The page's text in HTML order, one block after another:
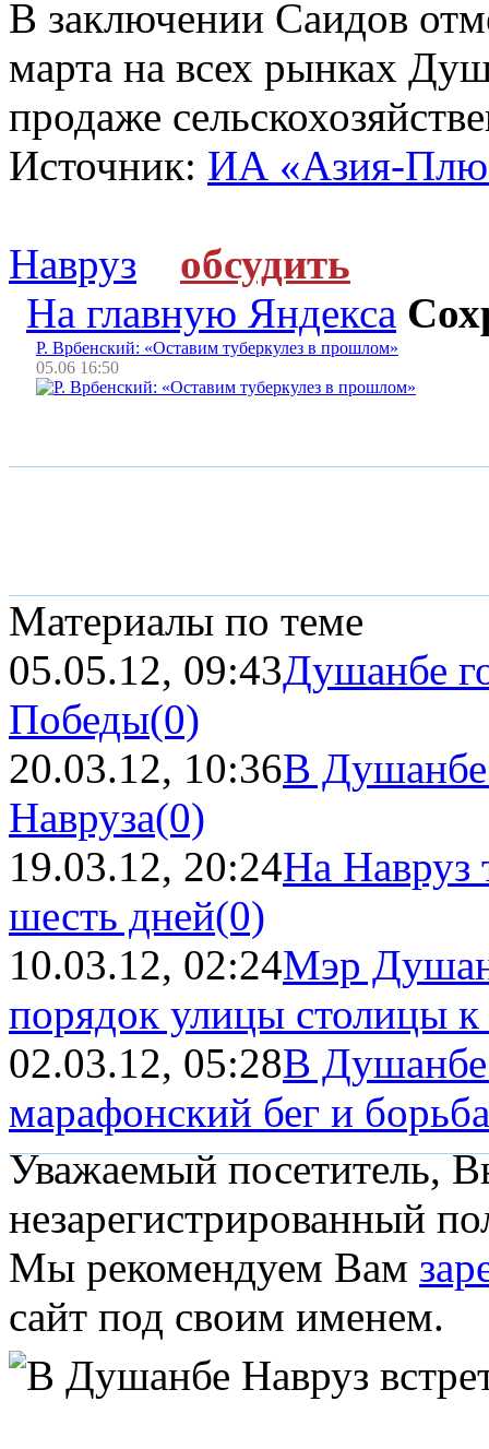
В заключении Саидов
марта на всех рынках
продаже
Источник: ИА «Азия-
Навруз
обсудить
На главную Яндекса
Р. Врбенский: «Оставим туберкулез в прошлом»
05.06 16:50
Материалы по теме
05.05.12, 09:43Душанбе
Победы(0)
20.03.12, 10:36В Душанбе
Навруза(0)
19.03.12, 20:24На Навруз
шесть дней(0)
10.03.12, 02:24Мэр
порядок улицы столицы к
02.03.12, 05:28В Душанбе
марафонский бег и
Уважаемый посетитель,
незарегистрированный
Мы рекомендуем Вам
сайт под своим именем.